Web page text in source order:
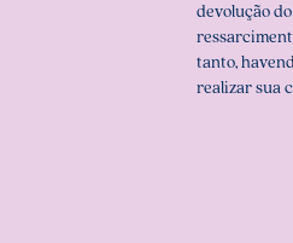
devolução
tanto,
realizar sua